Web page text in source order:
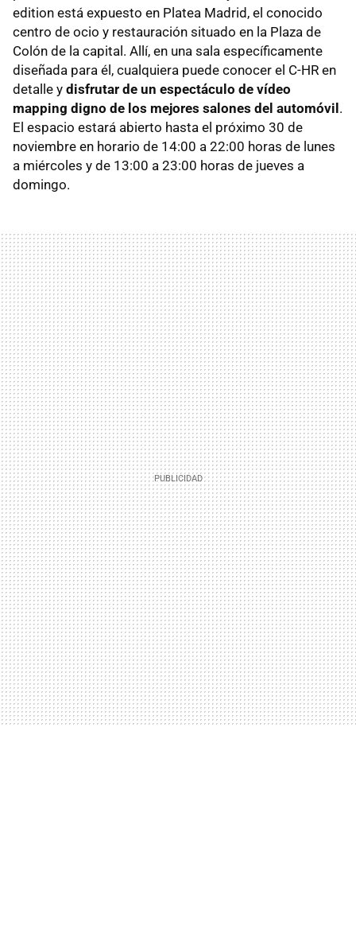
edition está expuesto en Platea Madrid, el conocido
centro de ocio y restauración situado en la Plaza de
Colón de la capital. Allí, en una sala específicamente
diseñada para él, cualquiera puede conocer el C-HR en
detalle y disfrutar de un espectáculo de vídeo
mapping digno de los mejores salones del automóvil .
El espacio estará abierto hasta el próximo 30 de
noviembre en horario de 14:00 a 22:00 horas de lunes
a miércoles y de 13:00 a 23:00 horas de jueves a
domingo.